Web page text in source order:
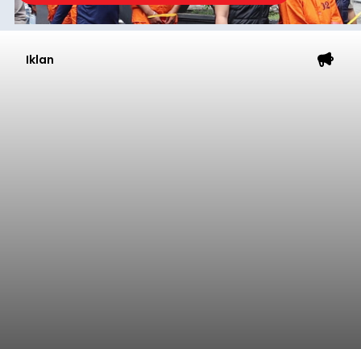
Iklan